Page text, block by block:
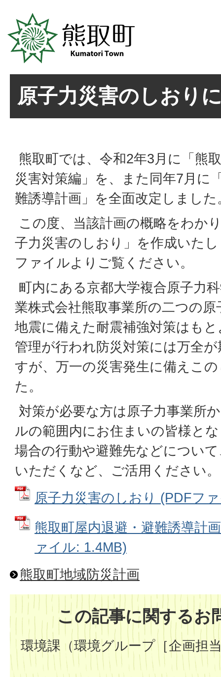
原子力災害のしおり
熊取町では、令和2年3月に「熊
災害対策編」を、また同年7月に
難誘導計画」を全面改定しました
この度、当該計画の概略をわか
子力災害のしおり」を作成いた
ファイルよりご覧ください。
町内にある京都大学複合原子力
業株式会社熊取事業所の二つの
地震に備えた耐震補強対策はも
管理が行われ防災対策には万全
すが、万一の災害発生に備えこ
た。
対策が必要な方は原子力事業所
ルの範囲内にお住まいの皆様と
場合の行動や避難先などについ
いただくなど、ご活用ください。
原子力災害のしおり (PDFフ
熊取町屋内退避・避難誘導計
ァイル: 1.4MB)
熊取町地域防災計画
この記事に関するお
環境課（環境グループ［企画担